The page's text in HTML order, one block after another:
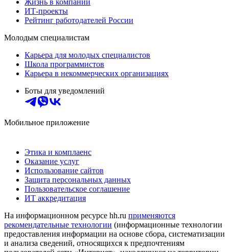
ИТ-проекты
Рейтинг работодателей России
Молодым специалистам
Карьера для молодых специалистов
Школа программистов
Карьера в некоммерческих организациях
Боты для уведомлений
Мобильное приложение
Этика и комплаенс
Оказание услуг
Использование сайтов
Защита персональных данных
Пользовательское соглашение
ИТ аккредитация
На информационном ресурсе hh.ru применяются
рекомендательные технологии (информационные технологии
предоставления информации на основе сбора, систематизации
и анализа сведений, относящихся к предпочтениям